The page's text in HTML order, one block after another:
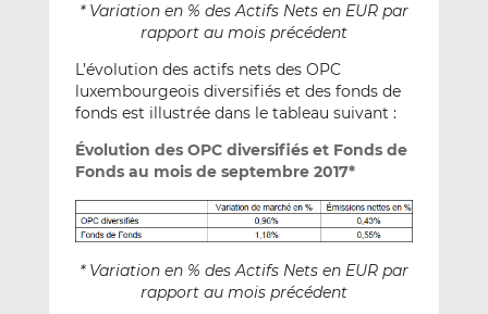
* Variation en % des Actifs Nets en EUR par
rapport au mois précédent
L’évolution des actifs nets des OPC
luxembourgeois diversifiés et des fonds de
fonds est illustrée dans le tableau suivant :
Évolution des OPC diversifiés et Fonds de
Fonds au mois de septembre 2017*
* Variation en % des Actifs Nets en EUR par
rapport au mois précédent